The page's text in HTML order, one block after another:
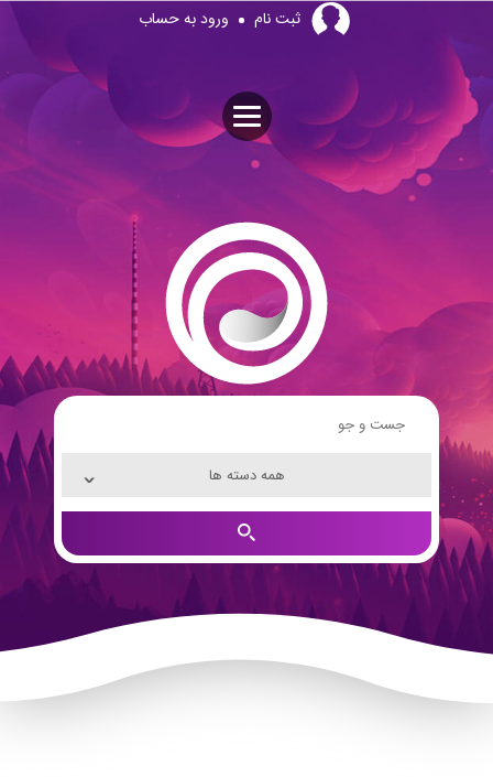
content
ثبت نام ورود به حساب